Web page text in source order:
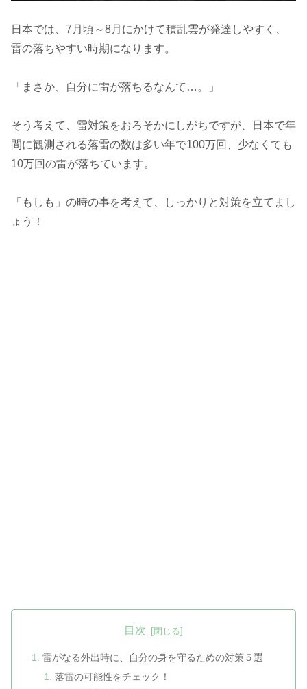
日本では、7月頃～8月にかけて積乱雲が発達しやすく、
雷の落ちやすい時期になります。
「まさか、自分に雷が落ちるなんて…。」
そう考えて、雷対策をおろそかにしがちですが、日本で年
間に観測される落雷の数は多い年で100万回、少なくても
10万回の雷が落ちています。
「もしも」の時の事を考えて、しっかりと対策を立てまし
ょう！
目次
雷がなる外出時に、自分の身を守るための対策５選
落雷の可能性をチェック！